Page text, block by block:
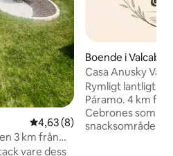
4,63 av 5 i genomsnittligt
4,63 (8)
3 km från
vare dess
Boende i
mo
Casa
Rymligt lantligt
Páramo. 4 km
Cebrones som
snacksområde. Bra tillgång från